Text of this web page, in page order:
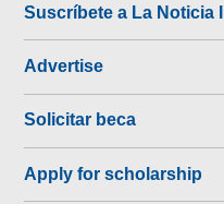
Suscríbete a La Noticia
Advertise
Solicitar beca
Apply for scholarship